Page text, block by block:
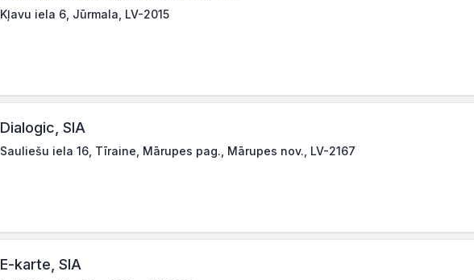
Kļavu iela 6, Jūrmala, LV-2015
Dialogic, SIA
Sauliešu iela 16, Tīraine, Mārupes pag., Mārupes nov., LV-2167
E-karte, SIA